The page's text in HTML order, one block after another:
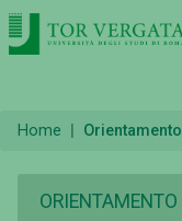
Home Orientamento
ORIENTAMENTO